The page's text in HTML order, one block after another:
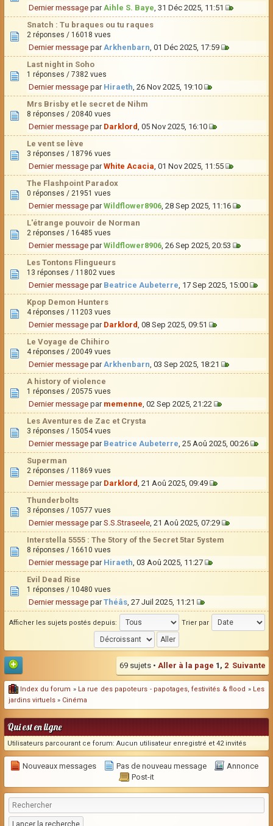
Dernier message parAihle S. Baye, 31 Déc 2025, 11:51
Snatch : Tu braques ou tu raques
2 réponses / 16018 vues
Dernier message parArkhenbarn, 01 Déc 2025, 17:59
Last night in Soho
1 réponses / 7382 vues
Dernier message par Hiraeth, 26 Nov 2025, 19:10
Mrs Brisby et le secret de Nihm
8 réponses / 20840 vues
Dernier message par Darklord, 05 Nov 2025, 16:10
Le vent se lève
3 réponses / 18796 vues
Dernier message parWhite Acacia, 01 Nov 2025, 11:55
The Flashpoint Paradox
0 réponses / 21951 vues
Dernier message parWildflower8906, 28 Sep 2025, 11:16
L'étrange pouvoir de Norman
2 réponses / 16485 vues
Dernier message parWildflower8906, 26 Sep 2025, 20:53
Les Tontons Flingueurs
13 réponses / 11802 vues
Dernier message par Beatrice Aubeterre, 17 Sep 2025, 15:00
Kpop Demon Hunters
4 réponses / 11203 vues
Dernier message par Darklord, 08 Sep 2025, 09:51
Le Voyage de Chihiro
4 réponses / 20049 vues
Dernier message parArkhenbarn, 03 Sep 2025, 18:21
A history of violence
1 réponses / 20575 vues
Dernier message par memenne, 02 Sep 2025, 21:22
Les Aventures de Zac et Crysta
3 réponses / 15054 vues
Dernier message par Beatrice Aubeterre, 25 Aoû 2025, 00:26
Superman
2 réponses / 11869 vues
Dernier message par Darklord, 21 Aoû 2025, 09:49
Thunderbolts
3 réponses / 10577 vues
Dernier message parS.S.Straseele, 21 Aoû 2025, 07:29
Interstella 5555 : The 5tory of the 5ecret 5tar 5ystem
8 réponses / 16610 vues
Dernier message par Hiraeth, 03 Aoû 2025, 11:27
Evil Dead Rise
1 réponses / 10480 vues
Dernier message parThéâs, 27 Juil 2025, 11:21
Afficher les sujets postés depuis: Trier par
69 sujets • Aller à la page 1 , 2 Suivante
Index du forum » La rue des papoteurs - papotages, festivités & flood » Les
jardins virtuels » Cinéma
Qui est en ligne
Utilisateurs parcourant ce forum: Aucun utilisateur enregistré et 42 invités
Nouveaux messages Pas de nouveau message
Annonce
Post-it